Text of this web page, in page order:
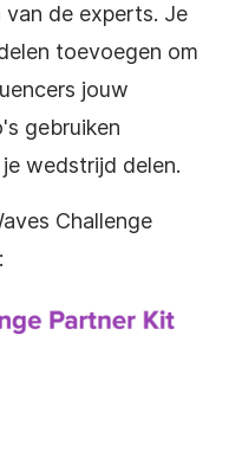
de experts. Je
toevoegen om
jouw
gebruiken
wedstrijd delen.
Challenge